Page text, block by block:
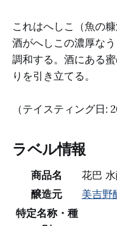
これはへしこ（魚の
酒がへしこの濃厚な
調和する。酒にある
りを引き立てる。
（テイスティング日:
ラベル情報
商品名
花巴
醸造元
美吉野
特定名称・種